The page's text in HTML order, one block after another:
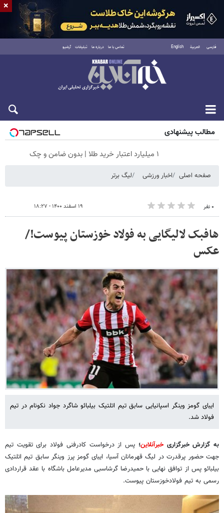
فارسی العربية English تماس با ما درباره ما تبلیغات آرشیو
شنبه ۱۷ مرداد ۱۴۰۵
مطالب پیشنهادی
۱ میلیارد اعتبار خرید طلا | بدون ضامن و چک
صفحه اصلی اخبار ورزشی لیگ برتر
۰ نفر ۱۹ اسفند ۱۴۰۰ - ۱۸:۲۷
هافبک لالیگایی به فولاد خوزستان پیوست!/
عکس
ایبای گومز وینگر اسپانیایی سابق تیم اتلتیک بیلبائو شاگرد جواد نکونام در تیم
فولاد شد.
به گزارش خبرگزاریخبرآنلاین؛ پس از درخواست کادرفنی فولاد برای تقویت تیم
جهت حضور پرقدرت در لیگ قهرمانان آسیا، ایبای گومز پرز وینگر سابق تیم اتلتیک
بیلبائو پس از توافق نهایی با حمیدرضا گرشاسبی مدیرعامل باشگاه با عقد قراردادی
رسمی به تیم فولادخوزستان پیوست.
×